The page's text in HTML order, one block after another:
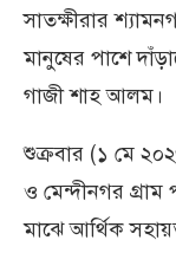
সাতক্ষীরার
মানুষের পাশে
গাজী শাহ আলম।
শুক্রবার (১ মে
ও মেন্দীনগর গ্রাম
মাঝে আর্থিক